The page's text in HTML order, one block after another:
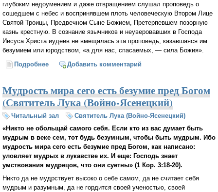
глубоким недоумением и даже отвращением слушал проповедь о
сошедшем с небес и воспринявшем плоть человеческую Втором Лице
Святой Троицы, Предвечном Сыне Божием, Претерпевшем позорную
казнь крестную. В сознание язычников и неуверовавших в Господа
Иисуса Христа иудеев не вмещалась эта проповедь, казавшаяся им
безумием или юродством, «а для нас, спасаемых, — сила Божия».
Подробнее о «Слово о Кресте для погибающих юродство
Добавить комментарий
Мудрость мира сего есть безумие пред Богом
(Святитель Лука (Войно-Ясенецкий)
Читальный зал
Святитель Лука (Войно-Ясенецкий)
«Никто не обольщай самого себя. Если кто из вас думает быть
мудрым в веке сем, тот будь безумным, чтобы быть мудрым. Ибо
мудрость мира сего есть безумие пред Богом, как написано:
уловляет мудрых в лукавстве их. И еще: Господь знает
умствования мудрецов, что они суетны» (1 Кор. 3:18-20).
Никто да не мудрствует высоко о себе самом, да не считает себя
мудрым и разумным, да не гордится своей ученостью, своей